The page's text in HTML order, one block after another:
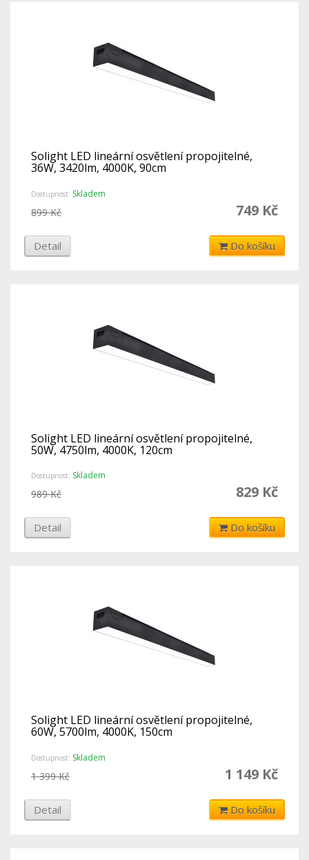
Solight LED lineární osvětlení propojitelné,
36W, 3420lm, 4000K, 90cm
Dostupnost: Skladem
749 Kč
899 Kč
Detail Do košíku
Solight LED lineární osvětlení propojitelné,
50W, 4750lm, 4000K, 120cm
Dostupnost: Skladem
829 Kč
989 Kč
Detail Do košíku
Solight LED lineární osvětlení propojitelné,
60W, 5700lm, 4000K, 150cm
Dostupnost: Skladem
1 149 Kč
1 399 Kč
Detail Do košíku